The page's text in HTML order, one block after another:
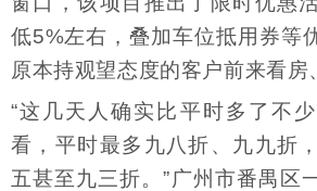
低5%左右，叠加车位抵用券等
原本持观望态度的客户前来看房
“这几天人确实比平时多了不
看，平时最多九八折、九九折
五甚至九三折。”广州市番禺区